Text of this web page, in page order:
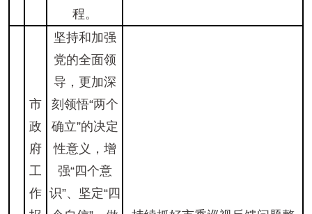
程。
市
政
府
工
作
坚持和加强
党的全面领
导，更加深
刻领悟“两个
确立”的决定
性意义，增
强“四个意
识”、坚定“四